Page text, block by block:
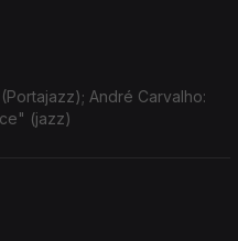
André Carvalho:
(jazz)